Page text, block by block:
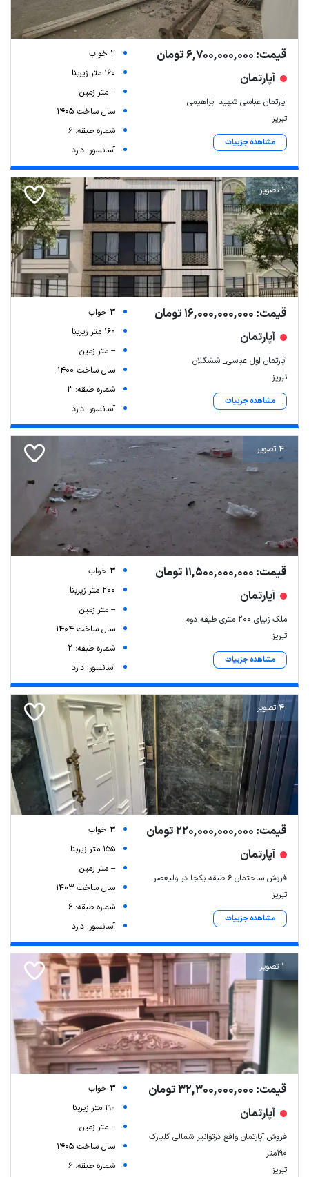
قیمت: 6,700,000,000 تومان
آپارتمان
اپارتمان عباسی شهید ابراهیمی
تبریز
مشاهده جزییات
2 خواب
160 متر زیربنا
-- متر زمین
سال ساخت 1405
شماره طبقه: 6
آسانسور: دارد
1 تصویر
قیمت: 16,000,000,000 تومان
آپارتمان
آپارتمان اول عباسی_ ششگلان
تبریز
مشاهده جزییات
3 خواب
160 متر زیربنا
-- متر زمین
سال ساخت 1400
شماره طبقه: 3
آسانسور: دارد
4 تصویر
قیمت: 11,500,000,000 تومان
آپارتمان
ملک زیبای ۲۰۰ متری طبقه دوم
تبریز
مشاهده جزییات
3 خواب
200 متر زیربنا
-- متر زمین
سال ساخت 1404
شماره طبقه: 2
آسانسور: دارد
4 تصویر
قیمت: 220,000,000,000 تومان
آپارتمان
فروش ساختمان ۶ طبقه یکجا در ولیعصر
تبریز
مشاهده جزییات
3 خواب
155 متر زیربنا
-- متر زمین
سال ساخت 1403
شماره طبقه: 6
آسانسور: دارد
1 تصویر
قیمت: 32,300,000,000 تومان
آپارتمان
فروش آپارتمان واقع درتوانیر شمالی گلپارک
۱۹۰متر
تبریز
3 خواب
190 متر زیربنا
-- متر زمین
سال ساخت 1405
شماره طبقه: 6